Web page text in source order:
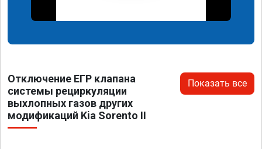
Отключение ЕГР клапана
системы рециркуляции
выхлопных газов других
модификаций Kia Sorento II
Показать все